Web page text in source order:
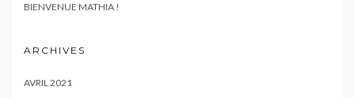
BIENVENUE MATHIA !
ARCHIVES
AVRIL 2021